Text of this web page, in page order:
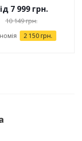
7 999 грн.
10 149 грн.
2 150 грн.